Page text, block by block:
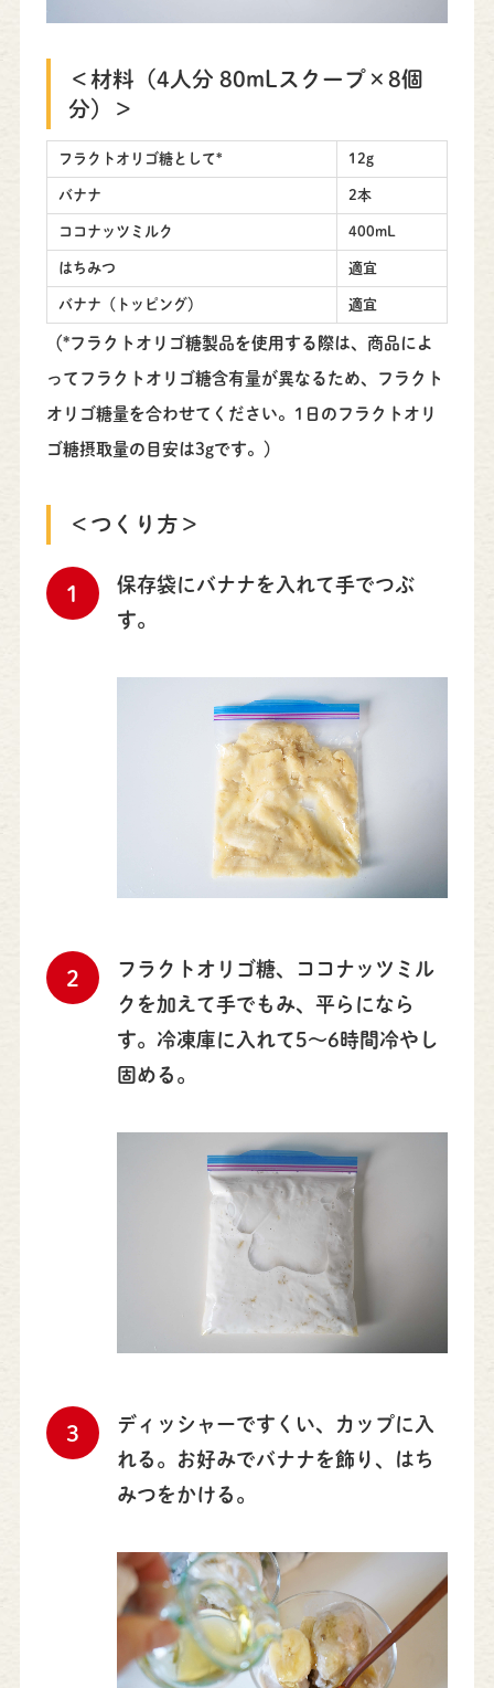
＜材料（4人分 80mLスクープ×8個
分）＞
フラクトオリゴ糖として* 12g
バナナ 2本
ココナッツミルク 400mL
はちみつ 適宜
バナナ（トッピング） 適宜
（*フラクトオリゴ糖製品を使用する際は、商品によ
ってフラクトオリゴ糖含有量が異なるため、フラクト
オリゴ糖量を合わせてください。1日のフラクトオリ
ゴ糖摂取量の目安は3gです。）
＜つくり方＞
1
保存袋にバナナを入れて手でつぶ
す。
2
フラクトオリゴ糖、ココナッツミル
クを加えて手でもみ、平らになら
す。冷凍庫に入れて5～6時間冷やし
固める。
3
ディッシャーですくい、カップに入
れる。お好みでバナナを飾り、はち
みつをかける。